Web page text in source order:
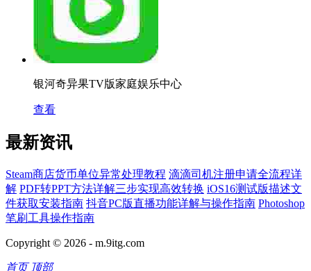
银河奇异果TV版家庭娱乐中心
查看
最新资讯
Steam商店货币单位异常处理教程 滴滴司机注册申请全流程详
解 PDF转PPT方法详解三步实现高效转换 iOS16测试版描述文
件获取安装指南 抖音PC版直播功能详解与操作指南 Photoshop
笔刷工具操作指南
Copyright © 2026 - m.9itg.com
首页 顶部